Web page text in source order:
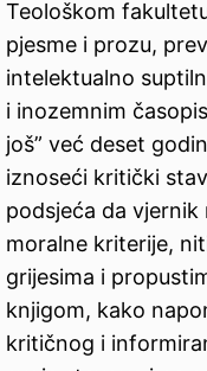
Teološkom
pjesme i prozu,
intelektualno
i inozemnim
još” već deset
iznoseći kritički
podsjeća da
moralne kriterije,
grijesima i
knjigom, kako
kritičnog i